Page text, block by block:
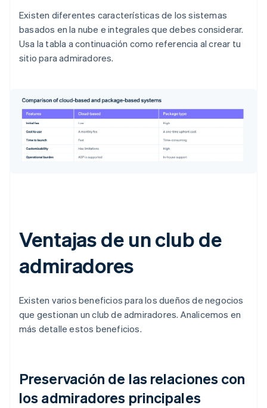
Existen diferentes características de los sistemas
basados en la nube e integrales que debes considerar.
Usa la tabla a continuación como referencia al crear tu
sitio para admiradores.
Ventajas de un club de
admiradores
Existen varios beneficios para los dueños de negocios
que gestionan un club de admiradores. Analicemos en
más detalle estos beneficios.
Preservación de las relaciones con
los admiradores principales